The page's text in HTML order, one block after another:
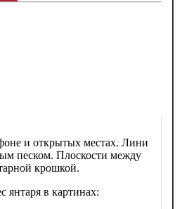
и открытых местах. Лини
песком. Плоскости между
крошкой.
янтаря в картинах: